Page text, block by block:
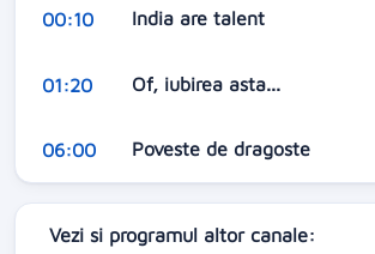
00:10 India are talent
01:20 Of, iubirea asta...
06:00 Poveste de dragoste
Vezi si programul altor canale: